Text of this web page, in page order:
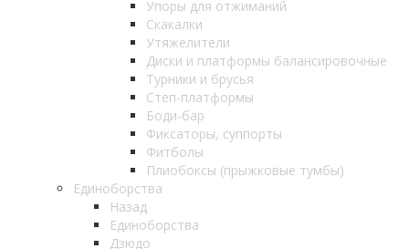
Упоры для отжиманий
Скакалки
Утяжелители
Диски и платформы балансировочные
Турники и брусья
Степ-платформы
Боди-бар
Фиксаторы, суппорты
Фитболы
Плиобоксы (прыжковые тумбы)
Единоборства
Назад
Единоборства
Дзюдо